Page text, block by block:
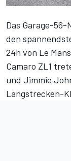
Das Garage-
den
24h von Le
Camaro ZL1
und Jimmie
Langstrecken-